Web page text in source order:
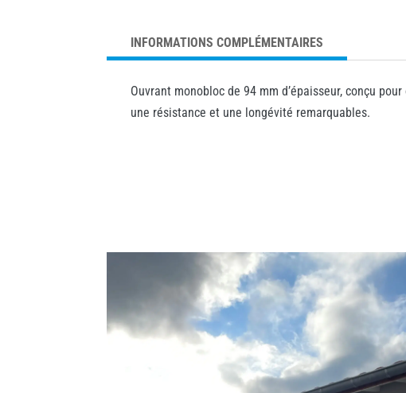
INFORMATIONS COMPLÉMENTAIRES
Ouvrant monobloc de 94 mm d’épaisseur, conçu
une résistance et une longévité remarquables.